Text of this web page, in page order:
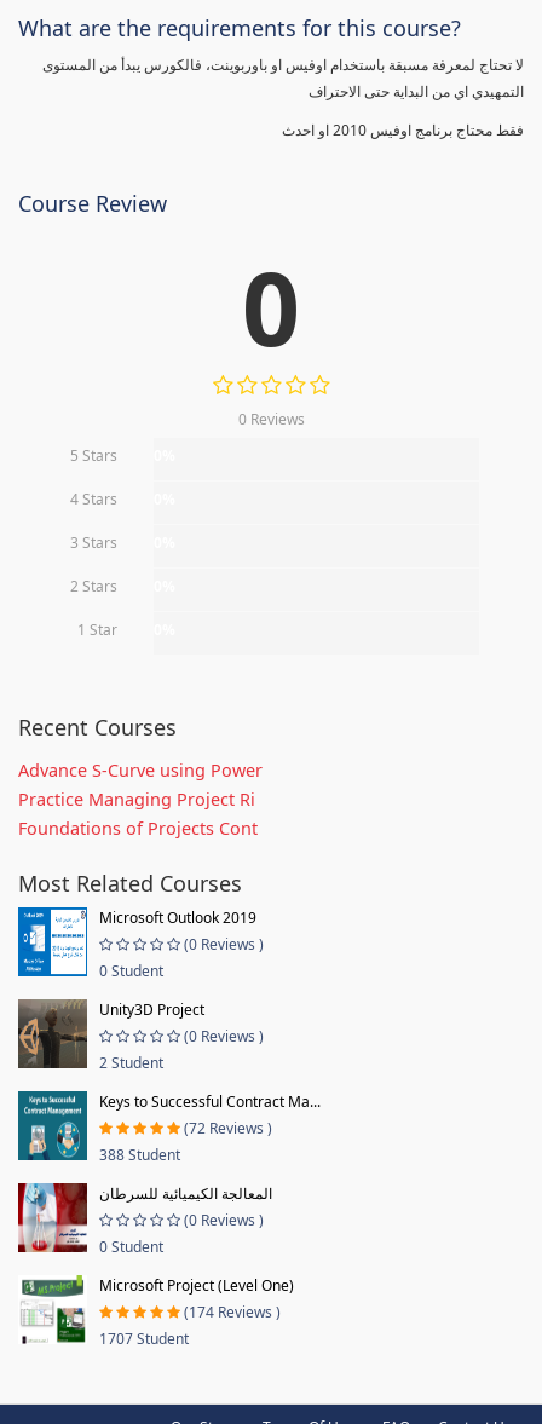
What are the requirements for this course?
لا تحتاج لمعرفة مسبقة باستخدام اوفيس او باوربوينت، فالكورس يبدأ من المستوى
التمهيدي اي من البداية حتى الاحتراف
فقط محتاج برنامج اوفيس 2010 او احدث
Course Review
0
0 Reviews
5 Stars
4 Stars
3 Stars
2 Stars
1 Star
Recent Courses
Advance S-Curve using Power
Practice Managing Project Ri
Foundations of Projects Cont
Most Related Courses
Microsoft Outlook 2019
(0 Reviews )
0 Student
Unity3D Project
(0 Reviews )
2 Student
Keys to Successful Contract Ma...
(72 Reviews )
388 Student
المعالجة الكيميائية للسرطان
(0 Reviews )
0 Student
Microsoft Project (Level One)
(174 Reviews )
1707 Student